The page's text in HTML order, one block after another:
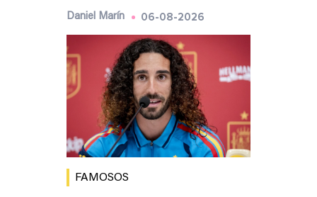
Daniel Marín 06-08-2026
FAMOSOS